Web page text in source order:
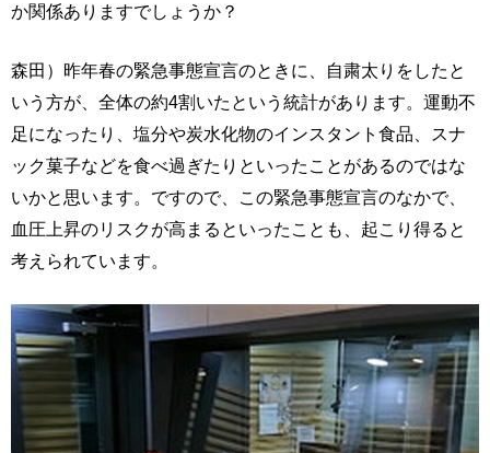
か関係ありますでしょうか？
森田）昨年春の緊急事態宣言のときに、自粛太りをしたと
いう方が、全体の約4割いたという統計があります。運動不
足になったり、塩分や炭水化物のインスタント食品、スナ
ック菓子などを食べ過ぎたりといったことがあるのではな
いかと思います。ですので、この緊急事態宣言のなかで、
血圧上昇のリスクが高まるといったことも、起こり得ると
考えられています。